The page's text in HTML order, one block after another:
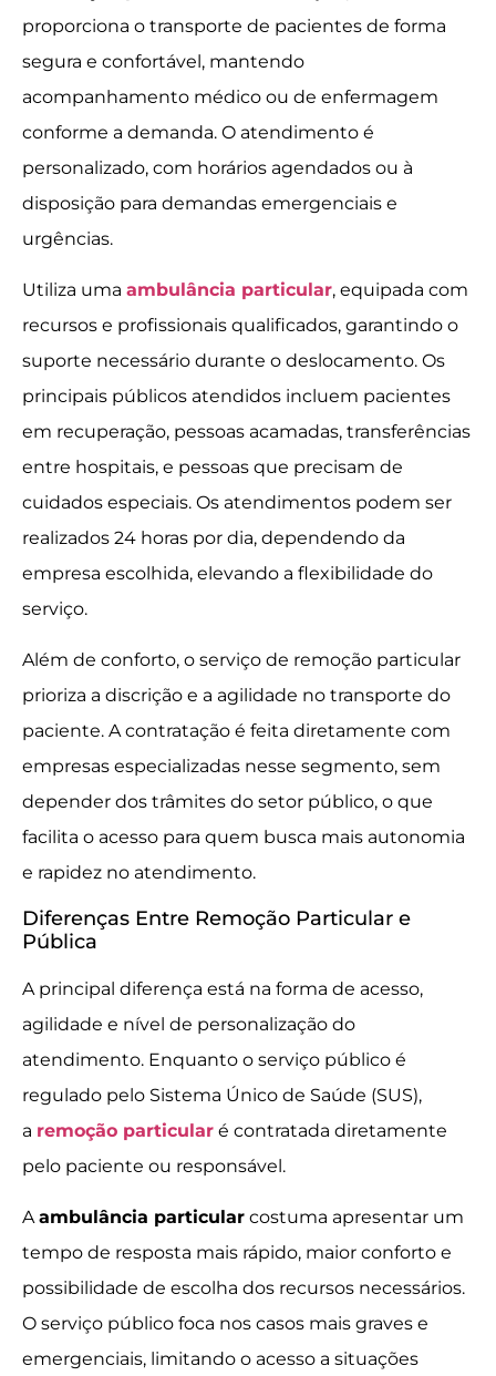
proporciona o transporte de pacientes de forma
segura e confortável, mantendo
acompanhamento médico ou de enfermagem
conforme a demanda. O atendimento é
personalizado, com horários agendados ou à
disposição para demandas emergenciais e
urgências.
Utiliza uma ambulância particular, equipada com
recursos e profissionais qualificados, garantindo o
suporte necessário durante o deslocamento. Os
principais públicos atendidos incluem pacientes
em recuperação, pessoas acamadas, transferências
entre hospitais, e pessoas que precisam de
cuidados especiais. Os atendimentos podem ser
realizados 24 horas por dia, dependendo da
empresa escolhida, elevando a flexibilidade do
serviço.
Além de conforto, o serviço de remoção particular
prioriza a discrição e a agilidade no transporte do
paciente. A contratação é feita diretamente com
empresas especializadas nesse segmento, sem
depender dos trâmites do setor público, o que
facilita o acesso para quem busca mais autonomia
e rapidez no atendimento.
Diferenças Entre Remoção Particular e
Pública
A principal diferença está na forma de acesso,
agilidade e nível de personalização do
atendimento. Enquanto o serviço público é
regulado pelo Sistema Único de Saúde (SUS),
a remoção particular é contratada diretamente
pelo paciente ou responsável.
Aambulância particular costuma apresentar um
tempo de resposta mais rápido, maior conforto e
possibilidade de escolha dos recursos necessários.
O serviço público foca nos casos mais graves e
emergenciais, limitando o acesso a situações